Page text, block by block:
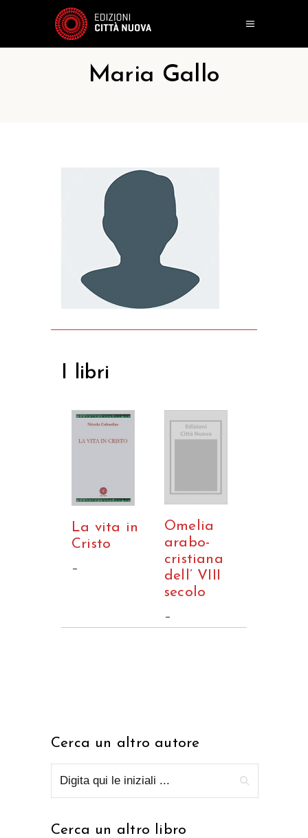
Maria Gallo
I libri
La vita in
Cristo
–
Omelia
arabo-
cristiana
dell’ VIII
secolo
–
Cerca un altro autore
Cerca un altro libro